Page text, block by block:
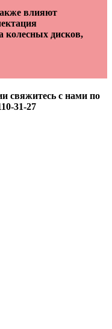
влияют
колесных дисков,
свяжитесь с нами по
31-27